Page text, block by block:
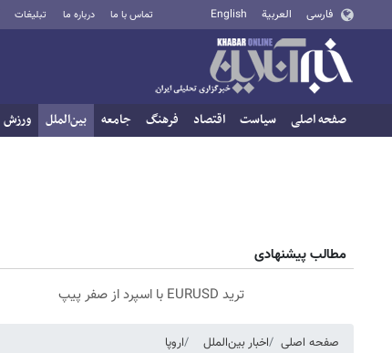
فارسی العربية English تماس با ما درباره ما تبلیغات
صفحه اصلی سیاست اقتصاد فرهنگ جامعه بین‌الملل ورزش
مطالب پیشنهادی
ترید EURUSD با اسپرد از صفر پیپ
صفحه اصلی اخبار بین‌الملل اروپا